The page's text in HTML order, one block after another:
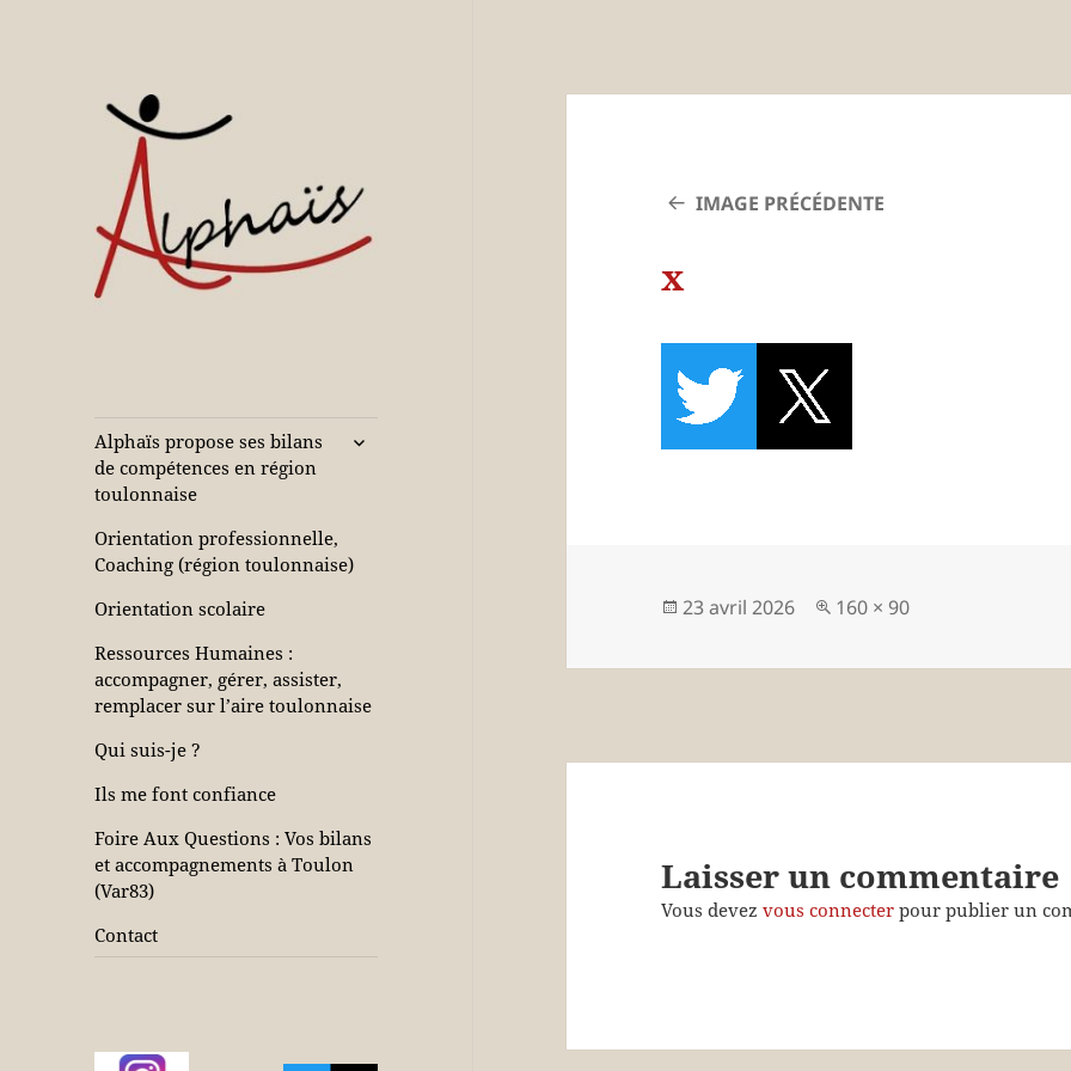
compétences et
orientations
adultes et jeunes
Alphaïs propose ses bilans
de compétences en région
toulonnaise
ouvrir
Orientation professionnelle,
Coaching (région toulonnaise)
Orientation scolaire
Ressources Humaines :
accompagner, gérer, assister,
remplacer sur l’aire toulonnaise
Qui suis-je ?
Ils me font confiance
Foire Aux Questions : Vos bilans
et accompagnements à Toulon
(Var83)
Contact
IMAGE PRÉCÉDENTE
x
Publié
23 avril 2026
Taille
160 × 90
Laisser un commentaire
Vous devezvous connecter pour publier un